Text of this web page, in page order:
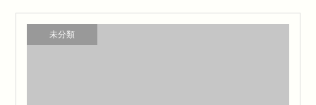
未分類